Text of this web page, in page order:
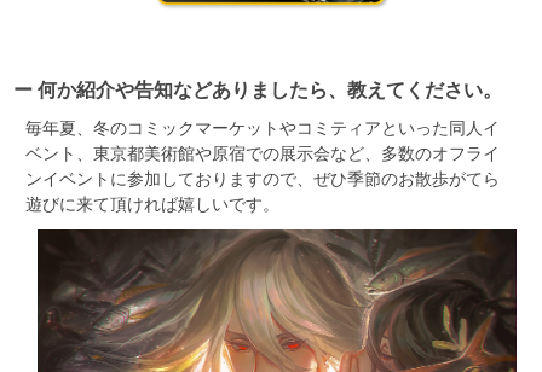
ー 何か紹介や告知などありましたら、教えてください。
毎年夏、冬のコミックマーケットやコミティアといった同人イ
ベント、東京都美術館や原宿での展示会など、多数のオフライ
ンイベントに参加しておりますので、ぜひ季節のお散歩がてら
遊びに来て頂ければ嬉しいです。